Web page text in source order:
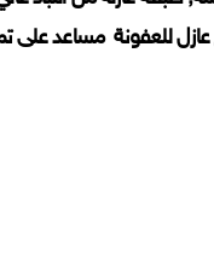
للعفونة مساعد على